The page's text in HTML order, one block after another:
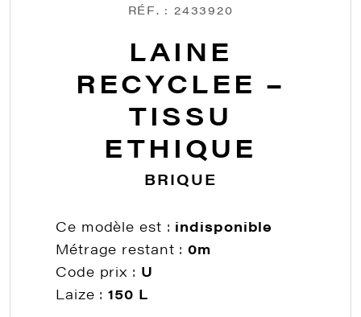
RÉF. : 2433920
LAINE
RECYCLEE –
TISSU
ETHIQUE
BRIQUE
Ce modèle est : indisponible
Métrage restant :0m
Code prix : U
Laize :150 L